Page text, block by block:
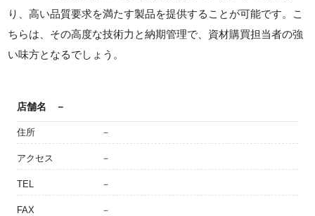
り、高い品質要求を満たす製品を提供することが可能です。こ
ちらは、その高度な技術力と納期管理で、資材購買担当者の強
い味方となるでしょう。
店舗名 －
住所 －
アクセス －
TEL －
FAX －